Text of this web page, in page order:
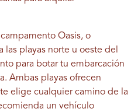
Oasis, o
las playas norte u oeste del
para botar tu embarcación
Ambas playas ofrecen
elige cualquier camino de la
un vehículo